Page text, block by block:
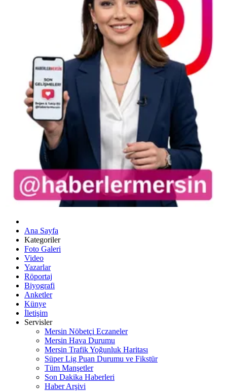
Ana Sayfa
Kategoriler
Foto Galeri
Video
Yazarlar
Röportaj
Biyografi
Anketler
Künye
İletişim
Servisler
Mersin Nöbetçi Eczaneler
Mersin Hava Durumu
Mersin Trafik Yoğunluk Haritası
Süper Lig Puan Durumu ve Fikstür
Tüm Manşetler
Son Dakika Haberleri
Haber Arşivi